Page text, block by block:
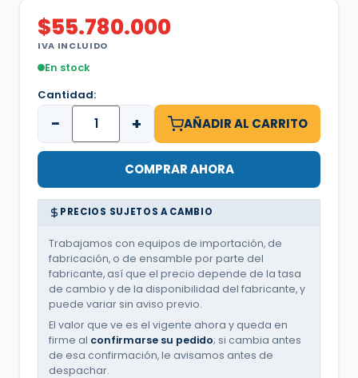
$55.780.000
IVA INCLUIDO
En stock
Cantidad:
− + AÑADIR AL CARRITO
COMPRAR AHORA
PRECIOS SUJETOS A CAMBIO
Trabajamos con equipos de importación, de
fabricación, o de ensamble por parte del
fabricante, así que el precio depende de la tasa
de cambio y de la disponibilidad del fabricante, y
puede variar sin aviso previo.
El valor que ve es el vigente ahora y queda en
firme al confirmarse su pedido; si cambia antes
de esa confirmación, le avisamos antes de
despachar.